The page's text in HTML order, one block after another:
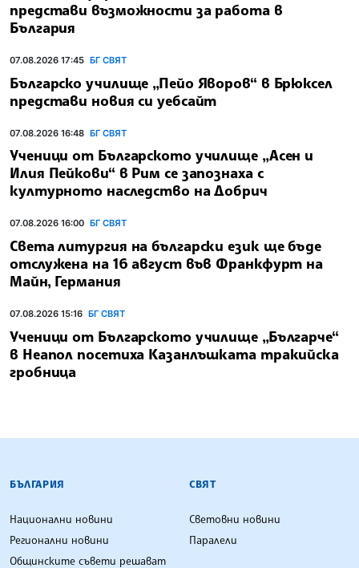
представи възможности за работа в
България
07.08.2026 17:45 БГ СВЯТ
Българско училище „Пейо Яворов“ в Брюксел
представи новия си уебсайт
07.08.2026 16:48 БГ СВЯТ
Ученици от Българското училище „Асен и
Илия Пейкови“ в Рим се запознаха с
културното наследство на Добрич
07.08.2026 16:00 БГ СВЯТ
Света литургия на български език ще бъде
отслужена на 16 август във Франкфурт на
Майн, Германия
07.08.2026 15:16 БГ СВЯТ
Ученици от Българското училище „Българче“
в Неапол посетиха Казанлъшката тракийска
гробница
БЪЛГАРСКА ТЕЛЕГРАФНА АГЕНЦИЯ
БЪЛГАРИЯ
Национални новини
Регионални новини
Общинските съвети решават
СВЯТ
Световни новини
Паралели